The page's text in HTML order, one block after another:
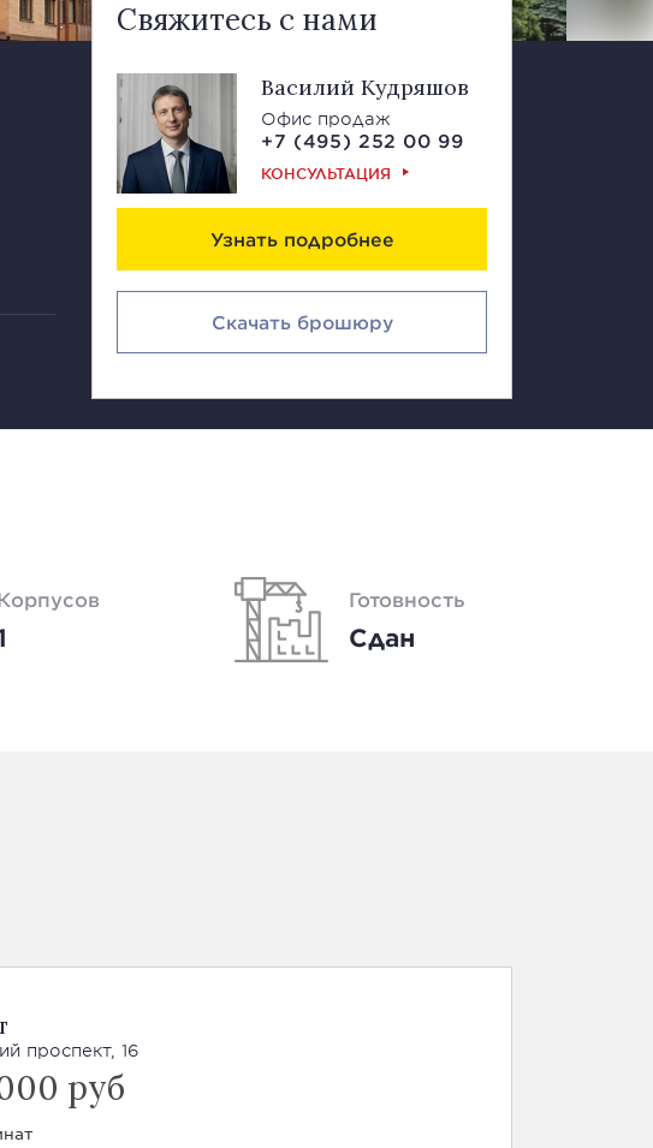
Свяжитесь с нами
Василий Кудряшов
Офис продаж
+7 (495) 252 00 99
КОНСУЛЬТАЦИЯ
Узнать подробнее
Скачать брошюру
Готовность
Сдан
проспект, 16
руб